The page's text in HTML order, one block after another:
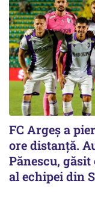
FC Argeș a
ore distanță.
Pănescu,
al echipei din